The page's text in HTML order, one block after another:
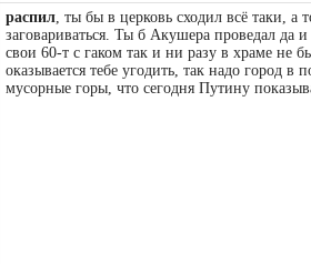
распил, ты бы в церковь сходил всё таки, а
заговариваться. Ты б Акушера проведал да
свои 60-т с гаком так и ни разу в храме не
оказывается тебе угодить, так надо город в
мусорные горы, что сегодня Путину